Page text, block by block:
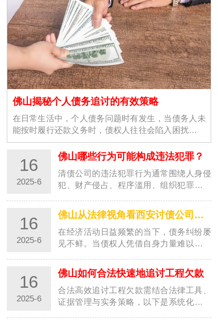
佛山揭秘个人债务追讨的有效策略
在日常生活中，个人债务问题时有发生，当债务人未
能按时履行还款义务时，债权人往往会陷入困扰。西
安讨债公司凭借丰富的经验…
16
2025-6
佛山哪些行为可能构成违法犯罪？
清债公司的违法犯罪行为通常围绕人身侵
犯、财产侵占、程序滥用、组织犯罪四大
《治安管…
16
2025-6
佛山从法律视角看西安讨债公司的追债手段
在经济活动日益频繁的当下，债务纠纷屡
见不鲜。当债权人凭借自身力量难以收回
西安的讨…
16
2025-6
佛山如何合法快速地追讨工程欠款
合法高效追讨工程欠款需结合法律工具、
证据管理与实务策略，以下是系统化解决